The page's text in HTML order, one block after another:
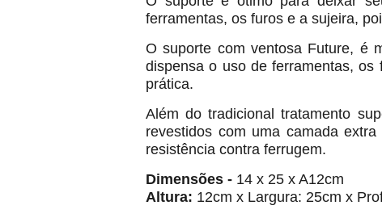
ferramentas, os furos e a sujeira,
O suporte com ventosa Future, é
dispensa o uso de ferramentas,
prática.
Além do tradicional tratamento
revestidos com uma camada
resistência contra ferrugem.
Dimensões - 14 x 25 x A12cm
Altura: 12cm x Largura: 25cm x